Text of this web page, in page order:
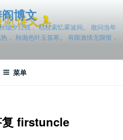
博文
烟夕日残， 枯枝索忆雾波间。 敢问当年
， 秋抛色叶玉笛寒。 有限激情无限恨，
菜单
复 firstuncle